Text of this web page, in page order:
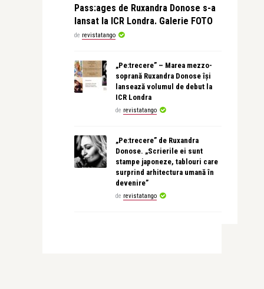
Pass:ages de Ruxandra Donose s-a
lansat la ICR Londra. Galerie FOTO
de revistatango
„Pe:trecere” – Marea mezzo-
soprană Ruxandra Donose își
lansează volumul de debut la
ICR Londra
de revistatango
„Pe:trecere” de Ruxandra
Donose. „Scrierile ei sunt
stampe japoneze, tablouri care
surprind arhitectura umană în
devenire”
de revistatango